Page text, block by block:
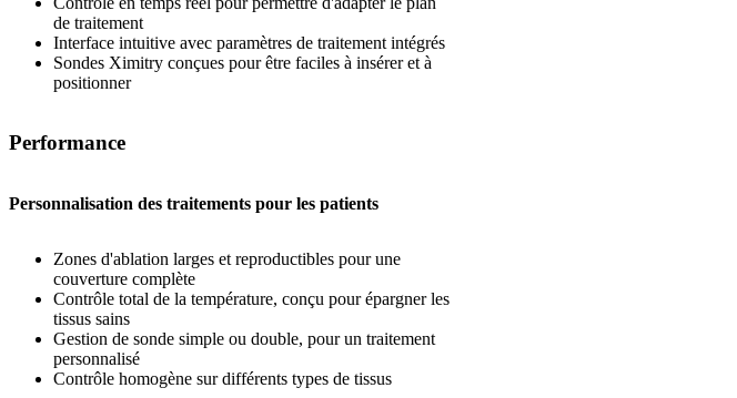
de traitement
Interface intuitive avec paramètres de traitement intégrés
Sondes Ximitry conçues pour être faciles à insérer et à
positionner
Performance
Personnalisation des traitements pour les patients
Zones d'ablation larges et reproductibles pour une
couverture complète
Contrôle total de la température, conçu pour épargner les
tissus sains
Gestion de sonde simple ou double, pour un traitement
personnalisé
Contrôle homogène sur différents types de tissus